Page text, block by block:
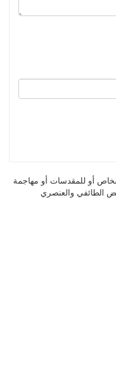
أو للمقدسات أو مهاجمة
الطائفي والعنصري